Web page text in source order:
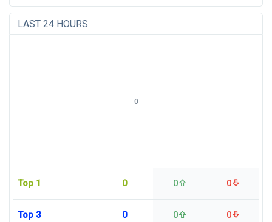
LAST 24 HOURS
Top 1 0 0 0
Top 3 0 0 0
0